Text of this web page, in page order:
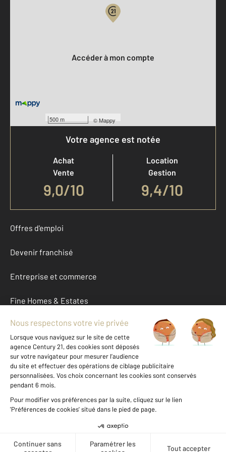
500 m ©Mappy
Accéder à mon compte
Votre agence est notée
Achat
Vente
9,0/10
Location
Gestion
9,4/10
Offres d'emploi
Devenir franchisé
Entreprise et commerce
Fine Homes & Estates
À propos
International
Nous contacter
Données personnelles
Gestionnaire des cookies